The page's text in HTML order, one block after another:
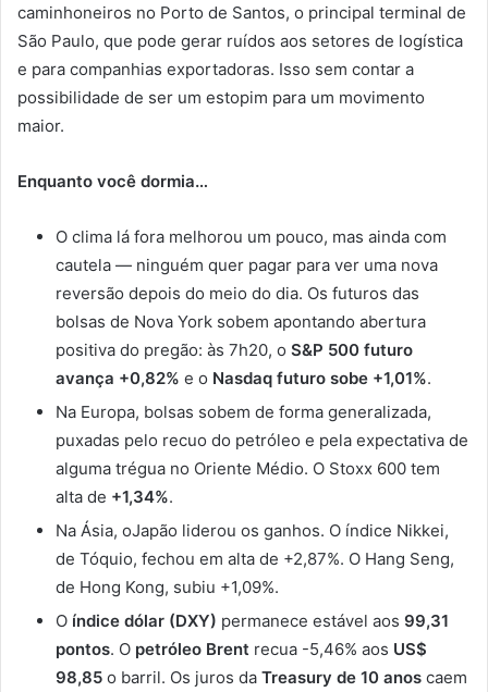
caminhoneiros no Porto de Santos, o principal terminal de
São Paulo, que pode gerar ruídos aos setores de logística
e para companhias exportadoras. Isso sem contar a
possibilidade de ser um estopim para um movimento
maior.
Enquanto você dormia…
O clima lá fora melhorou um pouco, mas ainda com
cautela — ninguém quer pagar para ver uma nova
reversão depois do meio do dia. Os futuros das
bolsas de Nova York sobem apontando abertura
positiva do pregão: às 7h20, o S&P 500 futuro
avança +0,82% e o Nasdaq futuro sobe +1,01%.
Na Europa, bolsas sobem de forma generalizada,
puxadas pelo recuo do petróleo e pela expectativa de
alguma trégua no Oriente Médio. O Stoxx 600 tem
alta de +1,34%.
Na Ásia, oJapão liderou os ganhos. O índice Nikkei,
de Tóquio, fechou em alta de +2,87%. O Hang Seng,
de Hong Kong, subiu +1,09%.
O índice dólar (DXY) permanece estável aos 99,31
pontos. O petróleo Brent recua -5,46% aos US$
98,85 o barril. Os juros da Treasury de 10 anos caem